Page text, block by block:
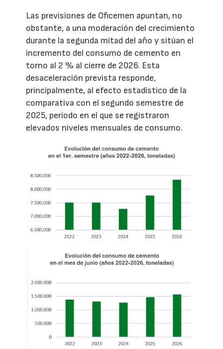
Las previsiones de Oficemen apuntan, no
obstante, a una moderación del crecimiento
durante la segunda mitad del año y sitúan el
incremento del consumo de cemento en
torno al 2 % al cierre de 2026. Esta
desaceleración prevista responde,
principalmente, al efecto estadístico de la
comparativa con el segundo semestre de
2025, período en el que se registraron
elevados niveles mensuales de consumo.